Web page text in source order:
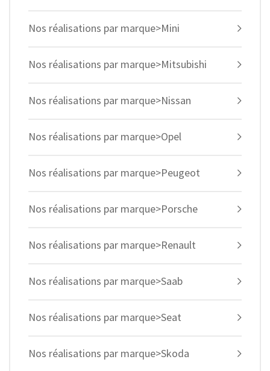
Nos réalisations par marque>Mini
Nos réalisations par marque>Mitsubishi
Nos réalisations par marque>Nissan
Nos réalisations par marque>Opel
Nos réalisations par marque>Peugeot
Nos réalisations par marque>Porsche
Nos réalisations par marque>Renault
Nos réalisations par marque>Saab
Nos réalisations par marque>Seat
Nos réalisations par marque>Skoda